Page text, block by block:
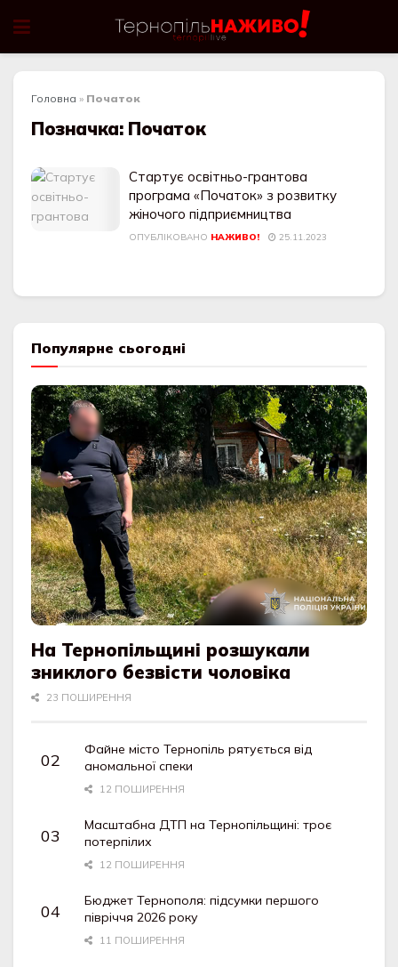
Головна » Початок
Позначка: Початок
Стартує освітньо-грантова
програма «Початок» з розвитку
жіночого підприємництва
ОПУБЛІКОВАНО НАЖИВО! 25.11.2023
Популярне сьогодні
На Тернопільщині розшукали
зниклого безвісти чоловіка
23 ПОШИРЕННЯ
Файне місто Тернопіль рятується від
аномальної спеки
12 ПОШИРЕННЯ
Масштабна ДТП на Тернопільщині: троє
потерпілих
12 ПОШИРЕННЯ
Бюджет Тернополя: підсумки першого
півріччя 2026 року
11 ПОШИРЕННЯ